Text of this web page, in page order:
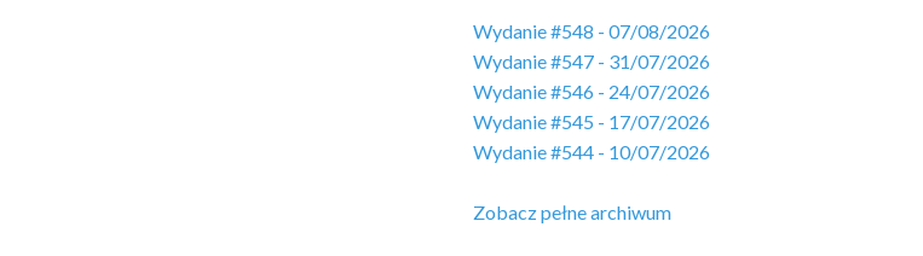
Wydanie #548 - 07/08/2026
Wydanie #547 - 31/07/2026
Wydanie #546 - 24/07/2026
Wydanie #545 - 17/07/2026
Wydanie #544 - 10/07/2026
Zobacz pełne archiwum